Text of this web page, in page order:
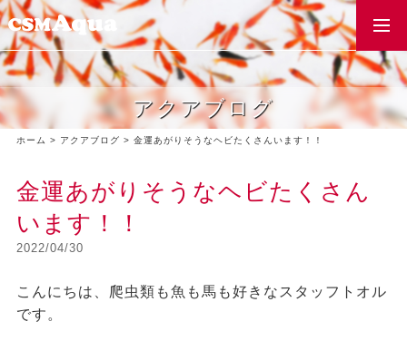
アクアブログ
ホーム > アクアブログ > 金運あがりそうなヘビたくさんいます！！
金運あがりそうなヘビたくさん
います！！
2022/04/30
こんにちは、爬虫類も魚も馬も好きなスタッフトオル
です。